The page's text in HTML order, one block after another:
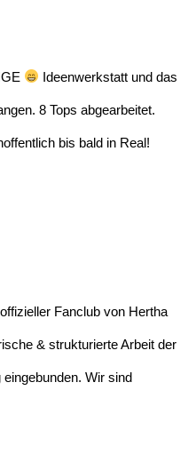
Ideenwerkstatt und das
8 Tops abgearbeitet.
bis bald in Real!
Fanclub von Hertha
& strukturierte Arbeit der
Wir sind